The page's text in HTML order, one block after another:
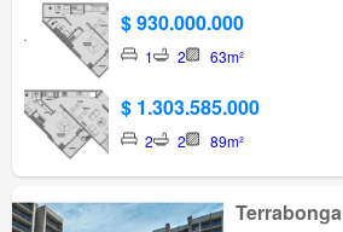
$ 930.000.000
1 2 63m²
$ 1.303.585.000
2 2 89m²
Terrabonga